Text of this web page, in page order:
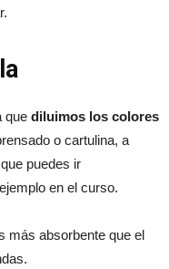
que diluimos los colores
o cartulina, a
puedes ir
en el curso.
más absorbente que el